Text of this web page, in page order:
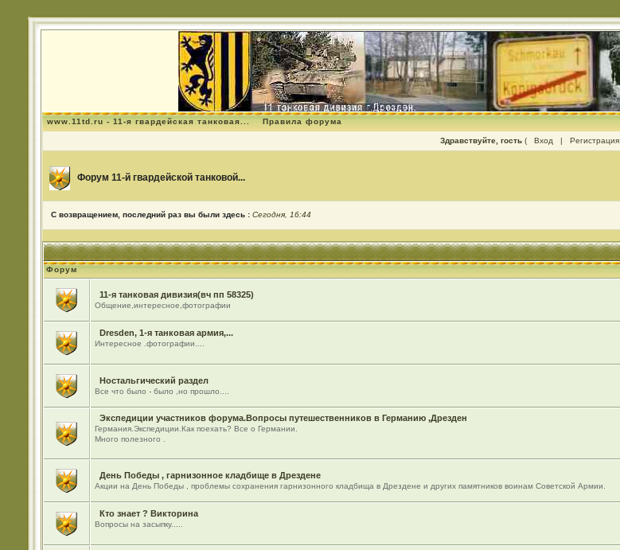
www.11td.ru - 11-я гвардейская танковая... Правила форума
Здравствуйте, гость ( Вход | Регистрация
Форум 11-й гвардейской танковой...
С возвращением, последний раз вы были здесь : Сегодня, 16:44
Форум
11-я танковая дивизия(вч пп 58325)
Общение,интересное,фотографии
Dresden, 1-я танковая армия,...
Интересное .фотографии....
Ностальгический раздел
Все что было - было ,но прошло....
Экспедиции участников форума.Вопросы путешественников в Германию ,Дрезден
Германия.Экспедиции.Как поехать? Все о Германии.
Много полезного .
День Победы , гарнизонное кладбище в Дрездене
Акции на День Победы , проблемы сохранения гарнизонного кладбища в Дрездене и других памятников воинам Советской Армии.
Кто знает ? Викторина
Вопросы на засыпку.....